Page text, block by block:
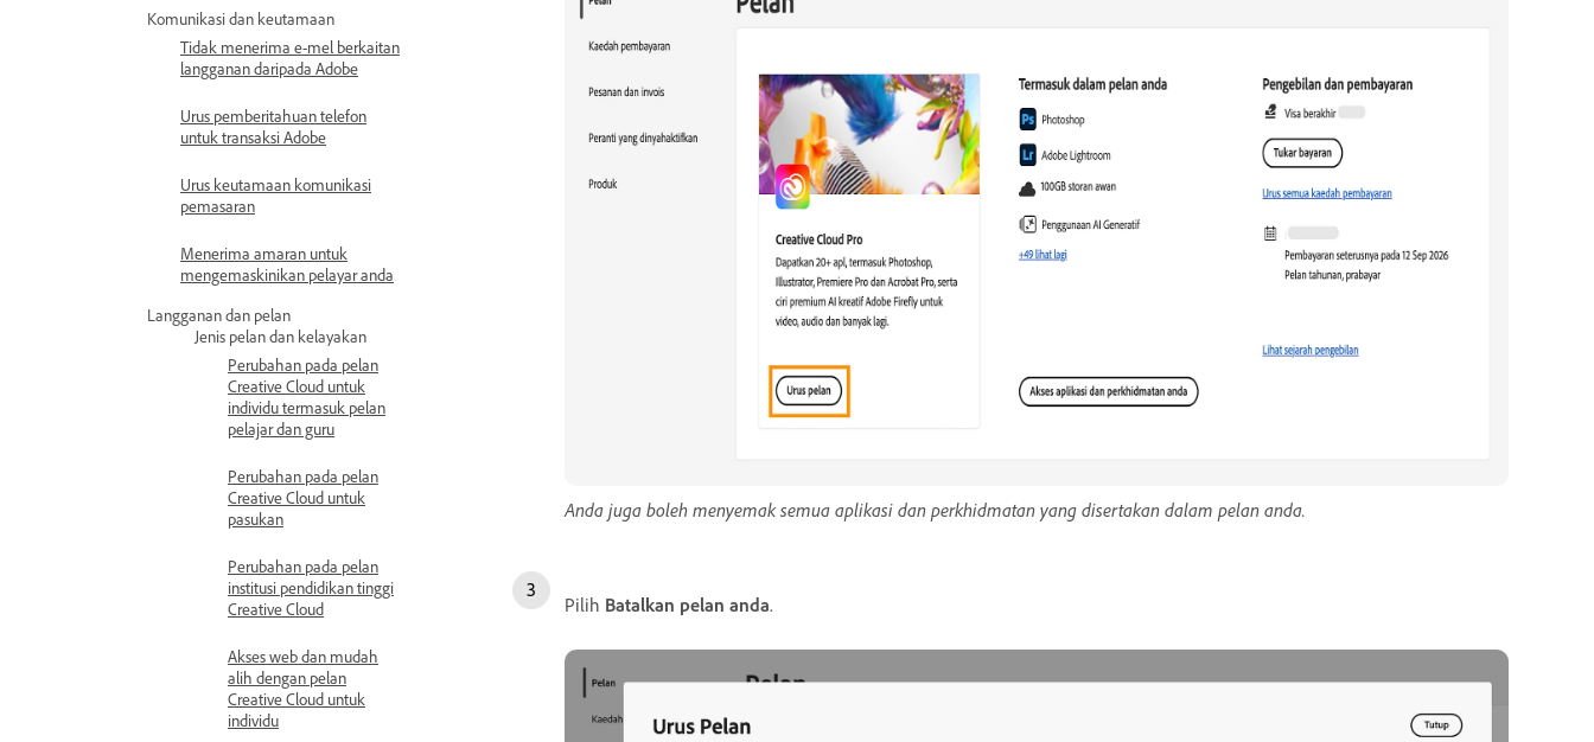
Komunikasi dan keutamaan
Tidak menerima e-mel berkaitan
langganan daripada Adobe
Urus pemberitahuan telefon
untuk transaksi Adobe
Urus keutamaan komunikasi
pemasaran
Menerima amaran untuk
mengemaskinikan pelayar anda
Langganan dan pelan
Jenis pelan dan kelayakan
Perubahan pada pelan
Creative Cloud untuk
individu termasuk pelan
pelajar dan guru
Perubahan pada pelan
Creative Cloud untuk
pasukan
Perubahan pada pelan
institusi pendidikan tinggi
Creative Cloud
Akses web dan mudah
alih dengan pelan
Creative Cloud untuk
individu
Anda juga boleh menyemak semua aplikasi dan perkhidmatan yang disertakan dalam pelan anda.
Pilih Batalkan pelan anda.